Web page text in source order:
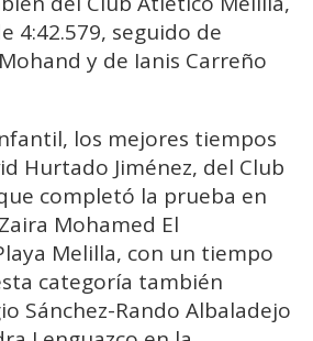
4:42.579, seguido de
y de Ianis Carreño
los mejores tiempos
Hurtado Jiménez, del Club
completó la prueba en
Mohamed El
Melilla, con un tiempo
categoría también
Sánchez-Rando Albaladejo